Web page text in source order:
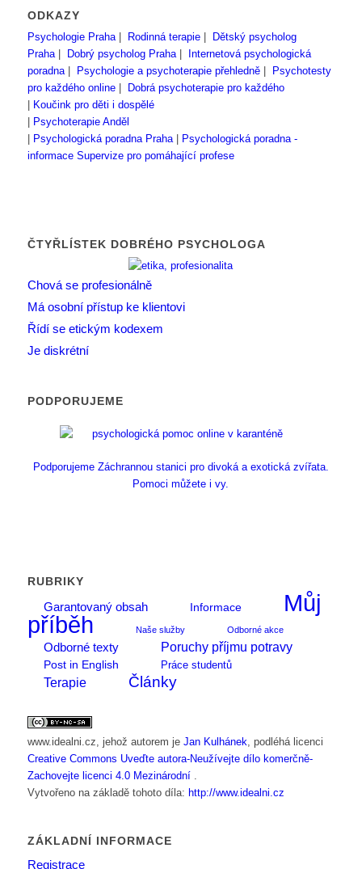
ODKAZY
Psychologie Praha| Rodinná terapie|
Dětský psycholog
Praha| Dobrý psycholog Praha|
Internetová psychologická
poradna| Psychologie a psychoterapie přehledně|
Psychotesty
pro každého online|
Dobrá psychoterapie pro každého
Koučink pro děti i dospělé
Psychoterapie Anděl
Psychologická poradna Praha|
Psychologická poradna -
informace Supervize pro pomáhající profese
ČTYŘLÍSTEK DOBRÉHO PSYCHOLOGA
Chová se profesionálně
Má osobní přístup ke klientovi
Řídí se etickým kodexem
Je diskrétní
PODPORUJEME
Podporujeme Záchrannou stanici pro divoká a exotická zvířata.
Pomoci můžete i vy.
RUBRIKY
Garantovaný obsah
Informace
Můj
příběh
Naše služby Odborné akce
Odborné texty Poruchy příjmu potravy
Post in English Práce studentů
Terapie Články
www.idealni.cz , jehož autorem je Jan Kulhánek , podléhá licenci
Creative Commons Uveďte autora-Neužívejte dílo komerčně-
Zachovejte licenci 4.0 Mezinárodní
Vytvořeno na základě tohoto díla: http://www.idealni.cz
ZÁKLADNÍ INFORMACE
Registrace